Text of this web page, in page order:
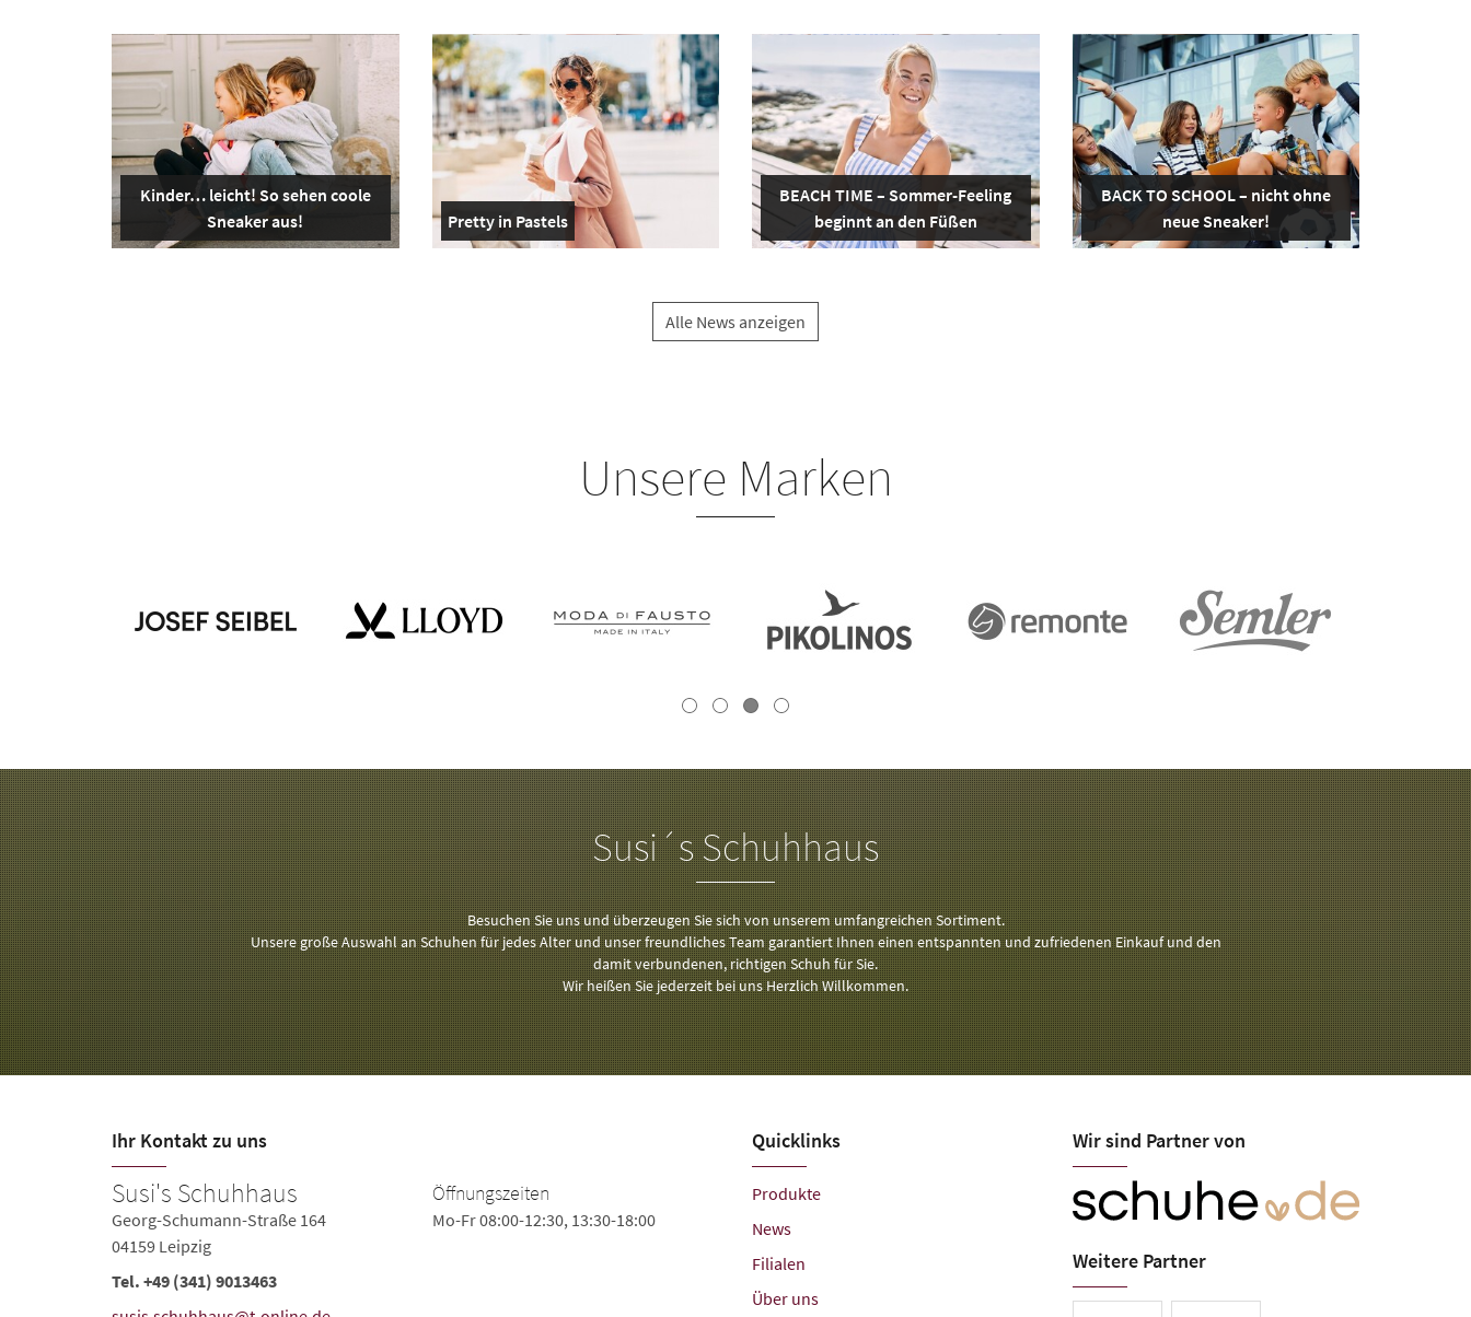
Kinder… leicht! So sehen coole
Sneaker aus!
Pretty in Pastels
BEACH TIME – Sommer-Feeling
beginnt an den Füßen
BACK TO SCHOOL – nicht ohne
neue Sneaker!
Alle News anzeigen
Unsere Marken
Susi´s Schuhhaus
Besuchen Sie uns und überzeugen Sie sich von unserem umfangreichen Sortiment.
Unsere große Auswahl an Schuhen für jedes Alter und unser freundliches Team garantiert Ihnen einen entspannten und zufriedenen Einkauf und den
damit verbundenen, richtigen Schuh für Sie.
Wir heißen Sie jederzeit bei uns Herzlich Willkommen.
Ihr Kontakt zu uns
Susi's Schuhhaus
Georg-Schumann-Straße 164
04159 Leipzig
Tel. +49 (341) 9013463
Öffnungszeiten
Mo-Fr 08:00-12:30, 13:30-18:00
Susi's Schuhhaus
Georg-Schumann-Str. 166
Fax +49 (341) 9110236
Öffnungszeiten
Mo-Fr 09:00-18:00
Quicklinks
Produkte
News
Filialen
Über uns
Wir sind Partner von
Weitere Partner